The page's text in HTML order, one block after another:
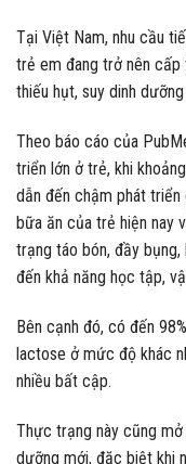
Tại Việt Nam, nhu cầu
trẻ em đang trở nên
thiếu hụt, suy dinh
Theo báo cáo của
triển lớn ở trẻ, khi
dẫn đến chậm phát triển
bữa ăn của trẻ hiện nay
trạng táo bón, đầy
đến khả năng học tập,
Bên cạnh đó, có đến
lactose ở mức độ khác
nhiều bất cập.
Thực trạng này cũng mở
dưỡng mới, đặc biệt khi